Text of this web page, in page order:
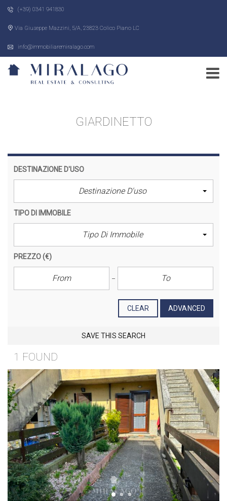
(+39) 0341 941830
Via Giuseppe Mazzini, 5/A, 23823 Colico Piano LC
info@immobiliaremiralago.com
GIARDINETTO
DESTINAZIONE D'USO
Destinazione D'uso
TIPO DI IMMOBILE
Tipo Di Immobile
PREZZO(€)
CLEAR ADVANCED
SAVE THIS SEARCH
1 FOUND